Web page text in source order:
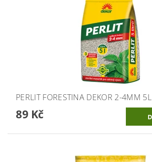
PERLIT FORESTINA DEKOR 2-4MM 5L
89 Kč